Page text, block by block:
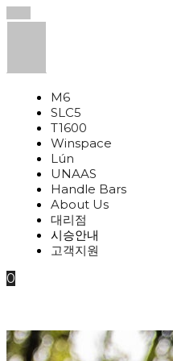
M6
SLC5
T1600
Winspace
Lún
UNAAS
Handle Bars
About Us
대리점
시승안내
고객지원
0